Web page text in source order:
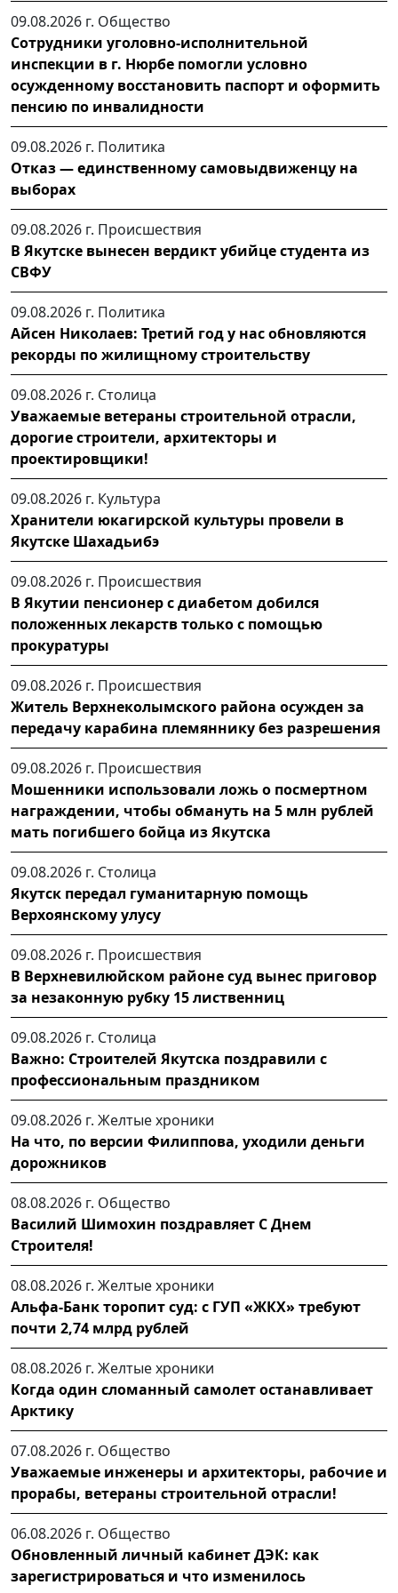
09.08.2026 г. Общество
Сотрудники уголовно-исполнительной
инспекции в г. Нюрбе помогли условно
осужденному восстановить паспорт и оформить
пенсию по инвалидности
09.08.2026 г. Политика
Отказ — единственному самовыдвиженцу на
выборах
09.08.2026 г. Происшествия
В Якутске вынесен вердикт убийце студента из
СВФУ
09.08.2026 г. Политика
Айсен Николаев: Третий год у нас обновляются
рекорды по жилищному строительству
09.08.2026 г. Столица
Уважаемые ветераны строительной отрасли,
дорогие строители, архитекторы и
проектировщики!
09.08.2026 г. Культура
Хранители юкагирской культуры провели в
Якутске Шахадьибэ
09.08.2026 г. Происшествия
В Якутии пенсионер с диабетом добился
положенных лекарств только с помощью
прокуратуры
09.08.2026 г. Происшествия
Житель Верхнеколымского района осужден за
передачу карабина племяннику без разрешения
09.08.2026 г. Происшествия
Мошенники использовали ложь о посмертном
награждении, чтобы обмануть на 5 млн рублей
мать погибшего бойца из Якутска
09.08.2026 г. Столица
Якутск передал гуманитарную помощь
Верхоянскому улусу
09.08.2026 г. Происшествия
В Верхневилюйском районе суд вынес приговор
за незаконную рубку 15 лиственниц
09.08.2026 г. Столица
Важно: Строителей Якутска поздравили с
профессиональным праздником
09.08.2026 г. Желтые хроники
На что, по версии Филиппова, уходили деньги
дорожников
08.08.2026 г. Общество
Василий Шимохин поздравляет С Днем
Строителя!
08.08.2026 г. Желтые хроники
Альфа-Банк торопит суд: с ГУП «ЖКХ» требуют
почти 2,74 млрд рублей
08.08.2026 г. Желтые хроники
Когда один сломанный самолет останавливает
Арктику
07.08.2026 г. Общество
Уважаемые инженеры и архитекторы, рабочие и
прорабы, ветераны строительной отрасли!
06.08.2026 г. Общество
Обновленный личный кабинет ДЭК: как
зарегистрироваться и что изменилось